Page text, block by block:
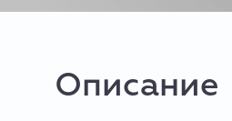
Описание